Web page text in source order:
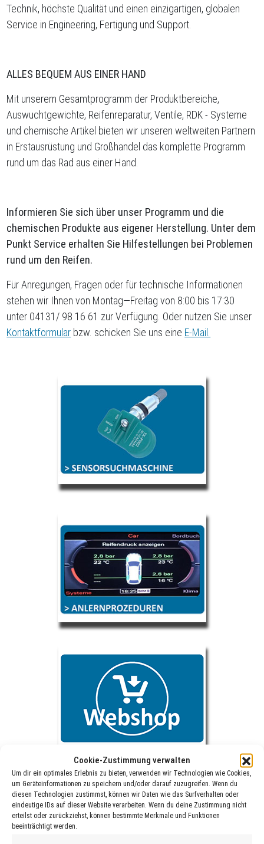
Cookie-Zustimmung verwalten
Um dir ein optimales Erlebnis zu bieten, verwenden wir Technologien wie Cookies,
um Geräteinformationen zu speichern und/oder darauf zuzugreifen. Wenn du
diesen Technologien zustimmst, können wir Daten wie das Surfverhalten oder
eindeutige IDs auf dieser Website verarbeiten. Wenn du deine Zustimmung nicht
erteilst oder zurückziehst, können bestimmte Merkmale und Funktionen
beeinträchtigt werden.
Technik, höchste Qualität und einen einzigartigen, globalen
Service in Engineering, Fertigung und Support.
ALLES BEQUEM AUS EINER HAND
Mit unserem Gesamtprogramm der Produktbereiche,
Auswuchtgewichte, Reifenreparatur, Ventile, RDK - Systeme
und chemische Artikel bieten wir unseren weltweiten Partnern
in Erstausrüstung und Großhandel das komplette Programm
rund um das Rad aus einer Hand.
Informieren Sie sich über unser Programm und die
chemischen Produkte aus eigener Herstellung. Unter dem
Punkt Service erhalten Sie Hilfestellungen bei Problemen
rund um den Reifen.
Für Anregungen, Fragen oder für technische Informationen
stehen wir Ihnen von Montag—Freitag von 8:00 bis 17:30
unter 04131/ 98 16 61 zur Verfügung. Oder nutzen Sie unser
Kontaktformular bzw. schicken Sie uns eine E-Mail.